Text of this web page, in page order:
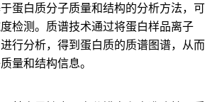
蛋白质分子质量和结构的分析方法，可
检测。质谱技术通过将蛋白样品离子
行分析，得到蛋白质的质谱图谱，从而
量和结构信息。